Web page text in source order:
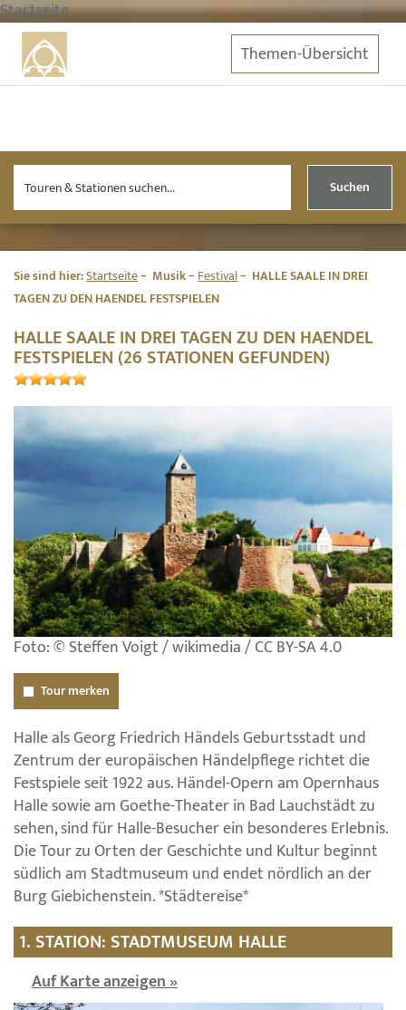
Startseite
Themen-Übersicht
Suchen
Sie sind hier:Startseite Musik Festival
HALLE SAALE IN DREI
TAGEN ZU DEN HAENDEL FESTSPIELEN
HALLE SAALE IN DREI TAGEN ZU DEN HAENDEL
FESTSPIELEN (26 STATIONEN GEFUNDEN)
Foto: © Steffen Voigt / wikimedia / CC BY-SA 4.0
Tour merken
Halle als Georg Friedrich Händels Geburtsstadt und
Zentrum der europäischen Händelpflege richtet die
Festspiele seit 1922 aus. Händel-Opern am Opernhaus
Halle sowie am Goethe-Theater in Bad Lauchstädt zu
sehen, sind für Halle-Besucher ein besonderes Erlebnis.
Die Tour zu Orten der Geschichte und Kultur beginnt
südlich am Stadtmuseum und endet nördlich an der
Burg Giebichenstein. *Städtereise*
1. STATION: STADTMUSEUM HALLE
Auf Karte anzeigen »